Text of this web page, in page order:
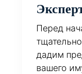
Перед
дадим
вашего